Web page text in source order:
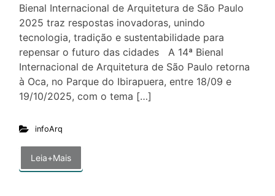
Bienal Internacional de Arquitetura de São Paulo
2025 traz respostas inovadoras, unindo
tecnologia, tradição e sustentabilidade para
repensar o futuro das cidades A 14ª Bienal
Internacional de Arquitetura de São Paulo retorna
à Oca, no Parque do Ibirapuera, entre 18/09 e
19/10/2025, com o tema […]
infoArq
Leia+Mais